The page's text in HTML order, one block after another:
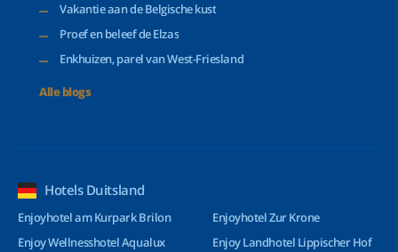
Vakantie aan de Belgische kust
Proef en beleef de Elzas
Enkhuizen, parel van West-Friesland
Alle blogs
Hotels Duitsland
Enjoyhotel am Kurpark Brilon
Enjoy Wellnesshotel Aqualux
Enjoyhotel Zur Krone
Enjoy Landhotel Lippischer Hof